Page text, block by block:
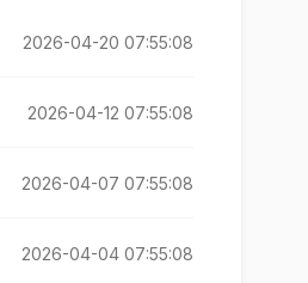
2026-04-20 07:55:08
2026-04-12 07:55:08
2026-04-07 07:55:08
2026-04-04 07:55:08